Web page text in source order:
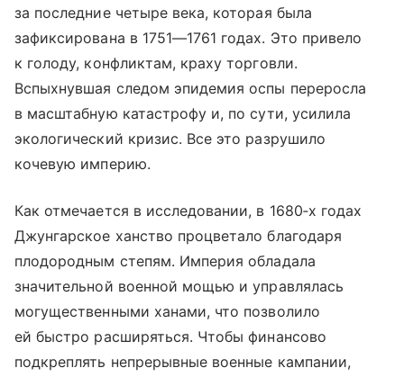
за последние четыре века, которая была
зафиксирована в 1751—1761 годах. Это привело
к голоду, конфликтам, краху торговли.
Вспыхнувшая следом эпидемия оспы переросла
в масштабную катастрофу и, по сути, усилила
экологический кризис. Все это разрушило
кочевую империю.
Как отмечается в исследовании, в 1680‑х годах
Джунгарское ханство процветало благодаря
плодородным степям. Империя обладала
значительной военной мощью и управлялась
могущественными ханами, что позволило
ей быстро расширяться. Чтобы финансово
подкреплять непрерывные военные кампании,